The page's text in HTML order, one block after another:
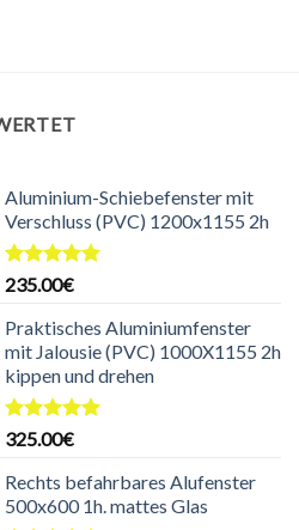
Aluminium-Schiebefenster mit
Verschluss (PVC) 1200x1155 2h
Bewertet
von 5
235.00€
Praktisches Aluminiumfenster
mit Jalousie (PVC) 1000X1155 2h
kippen und drehen
Bewertet
von 5
325.00€
Rechts befahrbares Alufenster
500x600 1h. mattes Glas